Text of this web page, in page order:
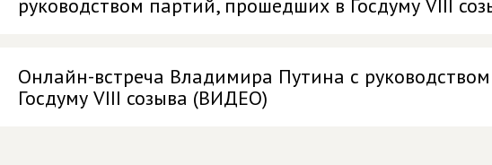
руководством партий, прошедших в Госдуму VIII
Онлайн-встреча Владимира Путина с
Госдуму VIII созыва (ВИДЕО)